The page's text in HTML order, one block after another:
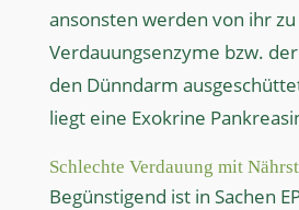
ansonsten werden von ihr
Verdauungsenzyme bzw.
den Dünndarm
liegt eine Exokrine
Schlechte Verdauung mit
Begünstigend ist in Sachen